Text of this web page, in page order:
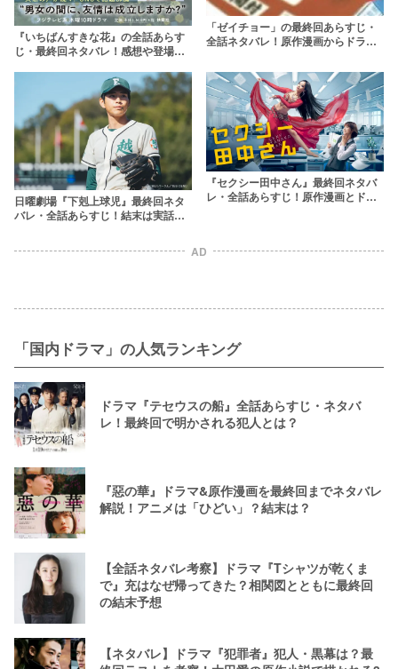
『いちばんすきな花』の全話あらす
じ・最終回ネタバレ！感想や登場し
「ゼイチョー」の最終回あらすじ・
全話ネタバレ！原作漫画からドラマ
日曜劇場『下剋上球児』最終回ネタ
バレ・全話あらすじ！結末は実話通
『セクシー田中さん』最終回ネタバ
レ・全話あらすじ！原作漫画とドラ
AD
「国内ドラマ」の人気ランキング
ドラマ『テセウスの船』全話あらすじ・ネタバ
レ！最終回で明かされる犯人とは？
『惡の華』ドラマ&原作漫画を最終回までネタバレ
解説！アニメは「ひどい」？結末は？
【全話ネタバレ考察】ドラマ『Tシャツが乾くま
で』充はなぜ帰ってきた？相関図とともに最終回
の結末予想
【ネタバレ】ドラマ『犯罪者』犯人・黒幕は？最